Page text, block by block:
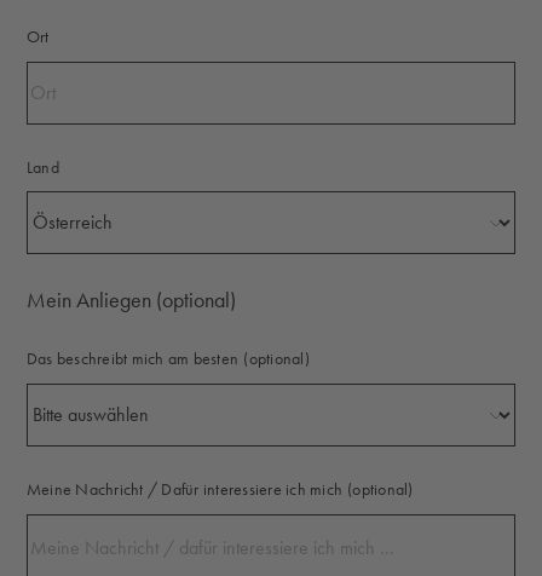
Ort
Land
Mein Anliegen (optional)
Das beschreibt mich am besten (optional)
Meine Nachricht / Dafür interessiere ich mich (optional)